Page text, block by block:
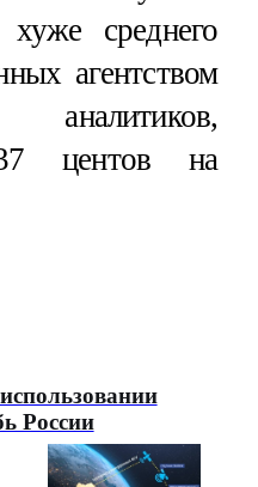
хуже среднего
агентством
37 центов на
России